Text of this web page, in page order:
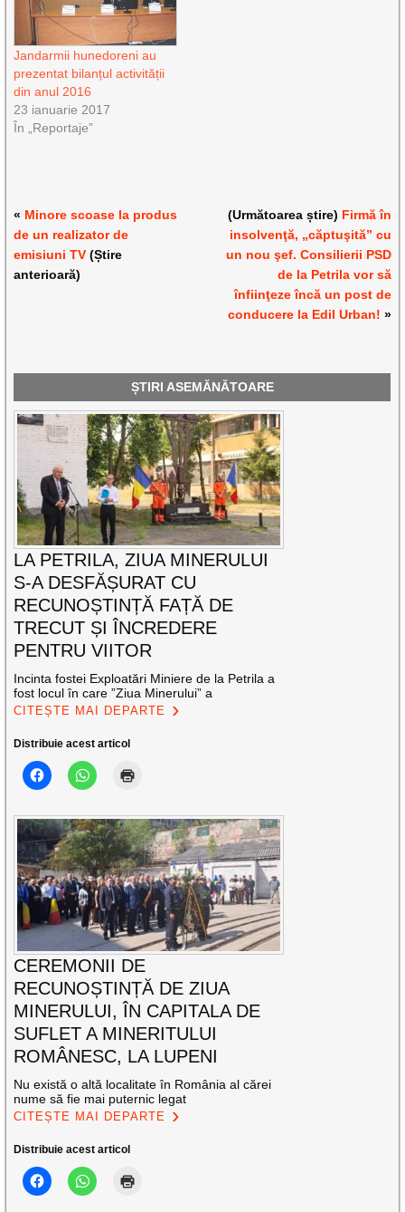
Jandarmii hunedoreni au
prezentat bilanțul activității
din anul 2016
23 ianuarie 2017
În „Reportaje”
« Minore scoase la produs
de un realizator de
emisiuni TV (Știre
anterioară)
(Următoarea știre) Firmă în
insolvenţă, „căptuşită” cu
un nou şef. Consilierii PSD
de la Petrila vor să
înfiinţeze încă un post de
conducere la Edil Urban! »
ȘTIRI ASEMĂNĂTOARE
LA PETRILA, ZIUA MINERULUI
S-A DESFĂȘURAT CU
RECUNOȘTINȚĂ FAȚĂ DE
TRECUT ȘI ÎNCREDERE
PENTRU VIITOR
Incinta fostei Exploatări Miniere de la Petrila a
fost locul în care ”Ziua Minerului” a
CITEȘTE MAI DEPARTE
Distribuie acest articol
CEREMONII DE
RECUNOȘTINȚĂ DE ZIUA
MINERULUI, ÎN CAPITALA DE
SUFLET A MINERITULUI
ROMÂNESC, LA LUPENI
Nu există o altă localitate în România al cărei
nume să fie mai puternic legat
CITEȘTE MAI DEPARTE
Distribuie acest articol